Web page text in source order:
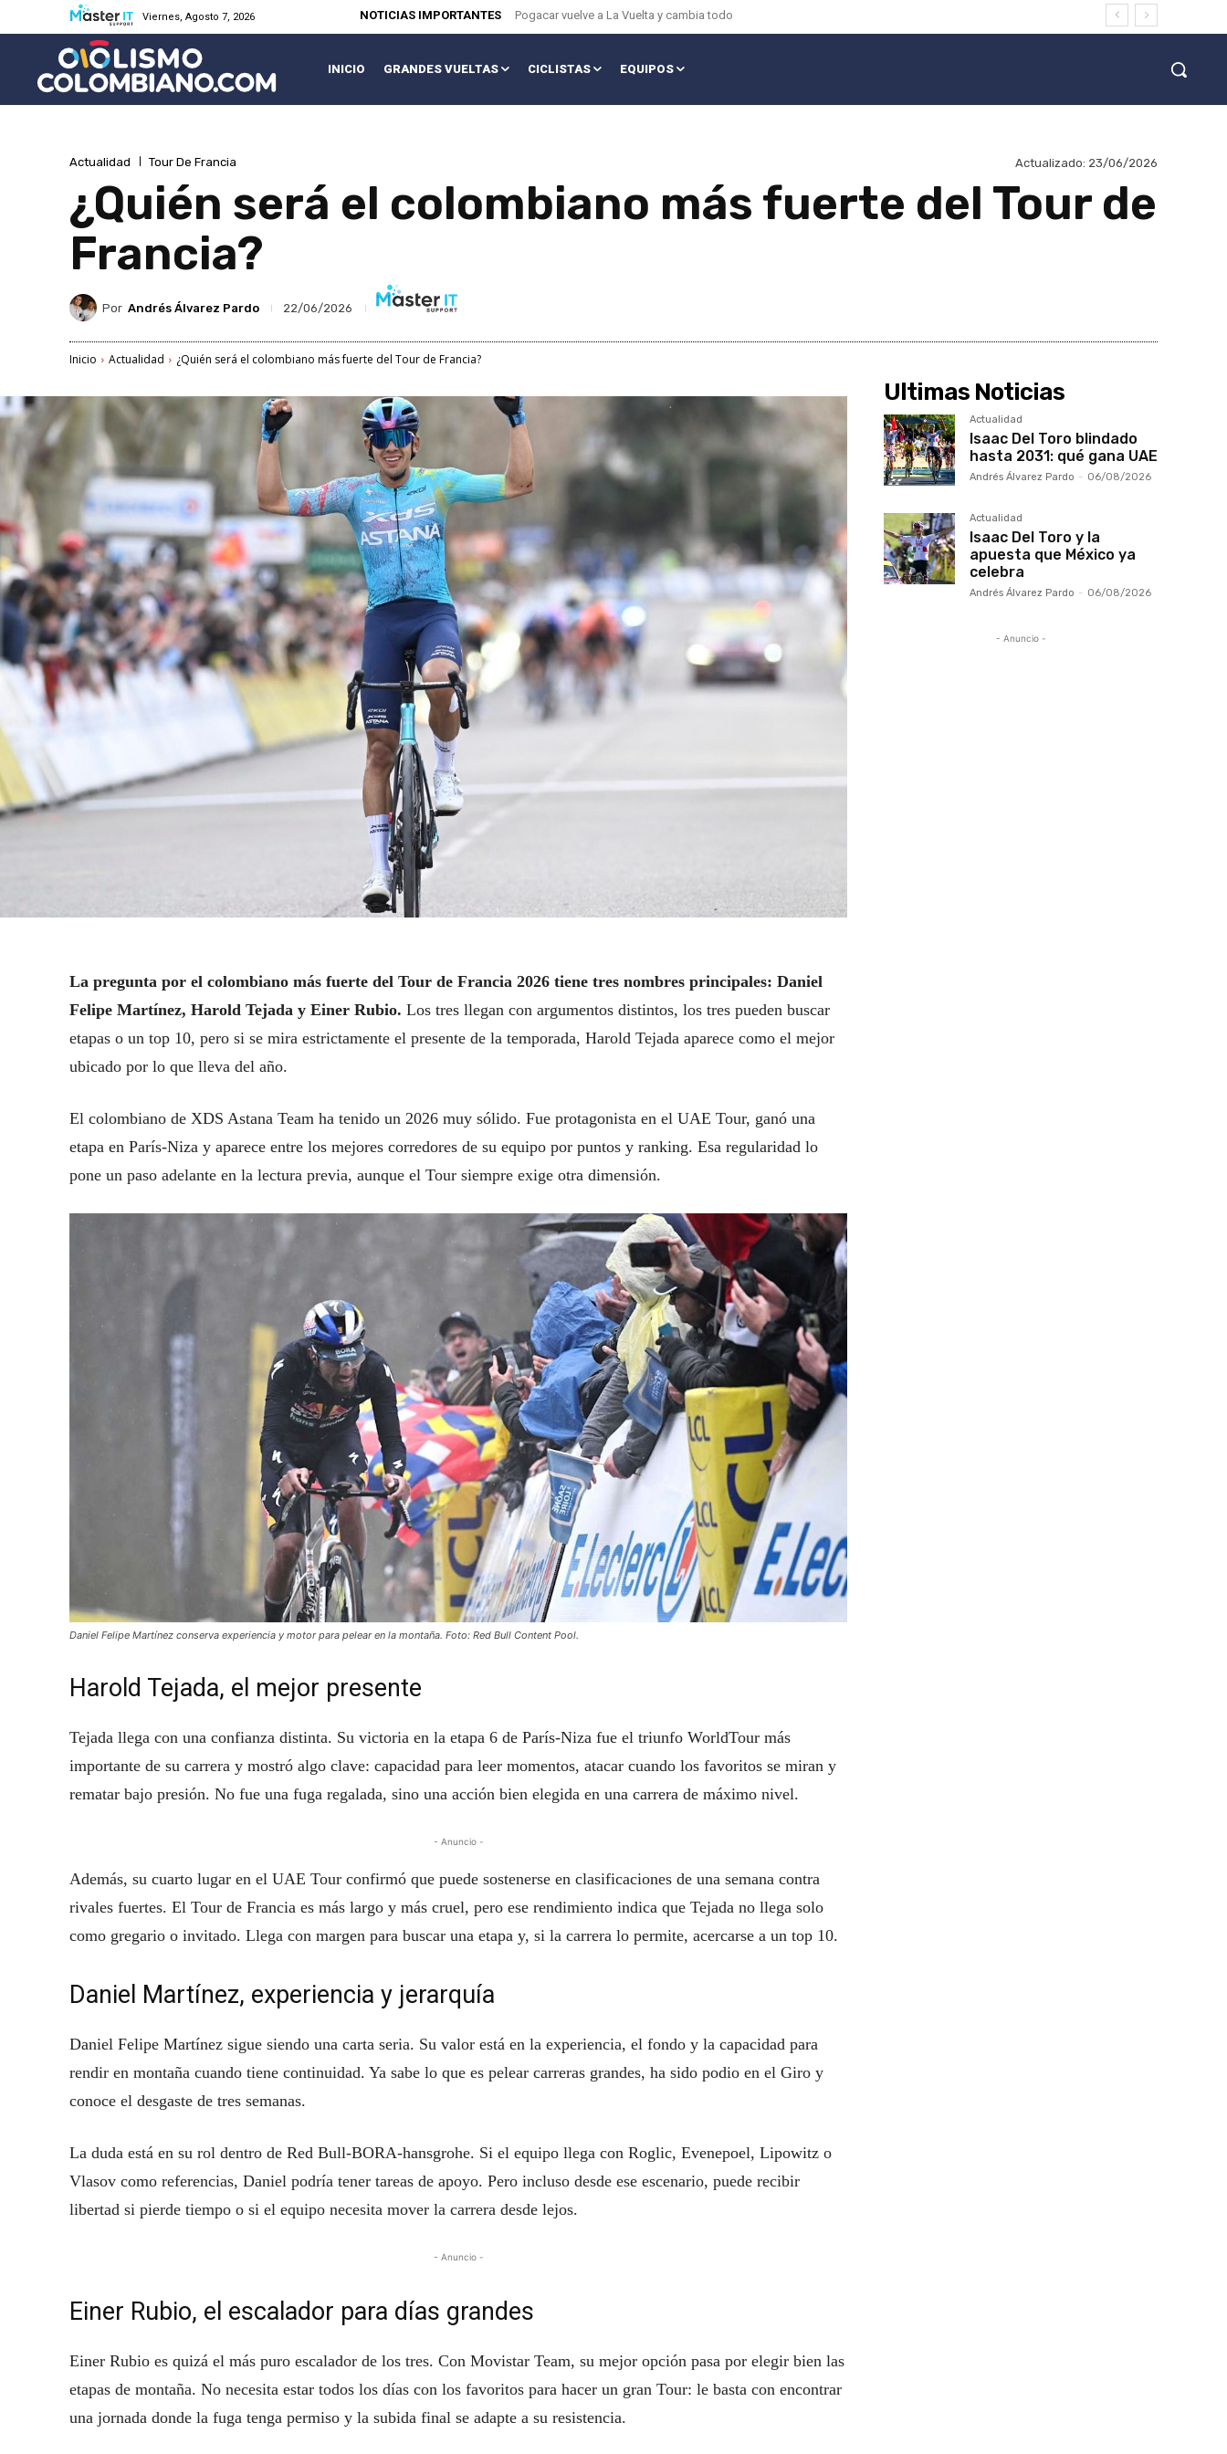
Viernes, Agosto 7, 2026 NOTICIAS IMPORTANTES Pogacar vuelve a La Vuelta y cambia todo
INICIO GRANDES VUELTAS CICLISTAS EQUIPOS
Actualidad Tour De Francia Actualizado: 23/06/2026
¿Quién será el colombiano más fuerte del Tour de
Francia?
Por Andrés Álvarez Pardo 22/06/2026
Inicio Actualidad ¿Quién será el colombiano más fuerte del Tour de Francia?
La pregunta por el colombiano más fuerte del Tour de Francia 2026 tiene tres nombres principales: Daniel
Felipe Martínez, Harold Tejada y Einer Rubio. Los tres llegan con argumentos distintos, los tres pueden buscar
etapas o un top 10, pero si se mira estrictamente el presente de la temporada, Harold Tejada aparece como el mejor
ubicado por lo que lleva del año.
El colombiano de XDS Astana Team ha tenido un 2026 muy sólido. Fue protagonista en el UAE Tour, ganó una
etapa en París-Niza y aparece entre los mejores corredores de su equipo por puntos y ranking. Esa regularidad lo
pone un paso adelante en la lectura previa, aunque el Tour siempre exige otra dimensión.
Daniel Felipe Martínez conserva experiencia y motor para pelear en la montaña. Foto: Red Bull Content Pool.
Harold Tejada, el mejor presente
Tejada llega con una confianza distinta. Su victoria en la etapa 6 de París-Niza fue el triunfo WorldTour más
importante de su carrera y mostró algo clave: capacidad para leer momentos, atacar cuando los favoritos se miran y
rematar bajo presión. No fue una fuga regalada, sino una acción bien elegida en una carrera de máximo nivel.
- Anuncio -
Además, su cuarto lugar en el UAE Tour confirmó que puede sostenerse en clasificaciones de una semana contra
rivales fuertes. El Tour de Francia es más largo y más cruel, pero ese rendimiento indica que Tejada no llega solo
como gregario o invitado. Llega con margen para buscar una etapa y, si la carrera lo permite, acercarse a un top 10.
Daniel Martínez, experiencia y jerarquía
Daniel Felipe Martínez sigue siendo una carta seria. Su valor está en la experiencia, el fondo y la capacidad para
rendir en montaña cuando tiene continuidad. Ya sabe lo que es pelear carreras grandes, ha sido podio en el Giro y
conoce el desgaste de tres semanas.
La duda está en su rol dentro de Red Bull-BORA-hansgrohe. Si el equipo llega con Roglic, Evenepoel, Lipowitz o
Vlasov como referencias, Daniel podría tener tareas de apoyo. Pero incluso desde ese escenario, puede recibir
libertad si pierde tiempo o si el equipo necesita mover la carrera desde lejos.
- Anuncio -
Einer Rubio, el escalador para días grandes
Einer Rubio es quizá el más puro escalador de los tres. Con Movistar Team, su mejor opción pasa por elegir bien las
etapas de montaña. No necesita estar todos los días con los favoritos para hacer un gran Tour: le basta con encontrar
una jornada donde la fuga tenga permiso y la subida final se adapte a su resistencia.
Ultimas Noticias
Actualidad
Isaac Del Toro blindado
hasta 2031: qué gana UAE
Andrés Álvarez Pardo - 06/08/2026
Actualidad
Isaac Del Toro y la
apuesta que México ya
celebra
Andrés Álvarez Pardo - 06/08/2026
- Anuncio -